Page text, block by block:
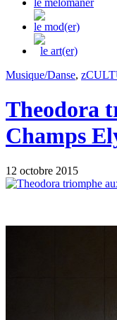
le melomaner
le mod(er)
le art(er)
Musique/Danse,
Theodora
Champs
12 octobre 2015